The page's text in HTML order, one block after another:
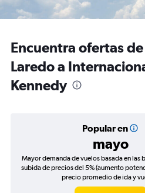
Encuentra ofertas
Laredo a
Kennedy
Popular en
mayo
Mayor demanda de vuelos basada en las
subida de precios del 5% (aumento
precio promedio de ida y